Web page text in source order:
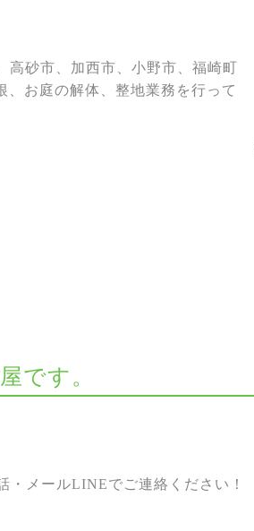
高砂市、加西市、小野市、福崎町
お庭の解体、整地業務を行って
です。
・メールLINEでご連絡ください！